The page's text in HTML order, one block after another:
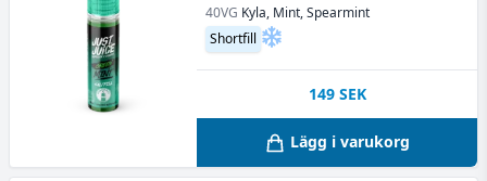
40VG Kyla, Mint, Spearmint
Shortfill
149 SEK
Lägg i varukorg